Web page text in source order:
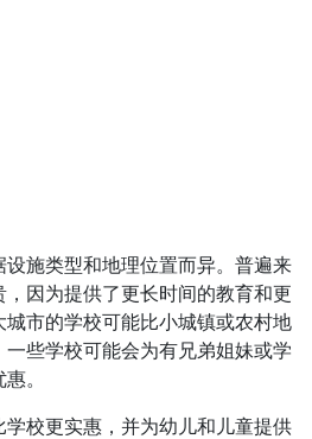
施类型和地理位置而异。普遍来
因为提供了更长时间的教育和更
市的学校可能比小城镇或农村地
些学校可能会为有兄弟姐妹或学
。
校更实惠，并为幼儿和儿童提供